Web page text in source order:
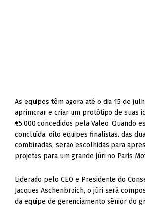
As equipes têm agora até o dia 15 de
aprimorar e criar um protótipo de suas
€5.000 concedidos pela Valeo. Quando
concluída, oito equipes finalistas, das
combinadas, serão escolhidas para
projetos para um grande júri no Paris
Liderado pelo CEO e Presidente do
Jacques Aschenbroich, o júri será
da equipe de gerenciamento sênior do